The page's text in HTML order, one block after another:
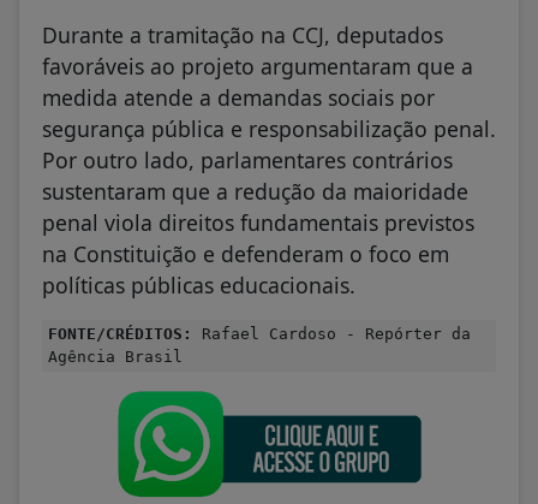
Durante a tramitação na CCJ, deputados
favoráveis ao projeto argumentaram que a
medida atende a demandas sociais por
segurança pública e responsabilização penal.
Por outro lado, parlamentares contrários
sustentaram que a redução da maioridade
penal viola direitos fundamentais previstos
na Constituição e defenderam o foco em
políticas públicas educacionais.
FONTE/CRÉDITOS:
Rafael Cardoso - Repórter da
Agência Brasil